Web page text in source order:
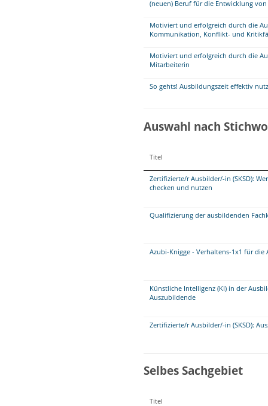
(neuen) Beruf für die Entwicklung
Motiviert und erfolgreich durch die
Kommunikation, Konflikt- und
Motiviert und erfolgreich durch die
Mitarbeiterin
So gehts! Ausbildungszeit effektiv
Auswahl nach
Titel
Zertifizierte/r Ausbilder/-in (SKSD):
checken und nutzen
Qualifizierung der ausbildenden
Azubi-Knigge - Verhaltens-1x1 für die
Künstliche Intelligenz (KI) in der
Auszubildende
Zertifizierte/r Ausbilder/-in (SKSD):
Selbes Sachgebiet
Titel